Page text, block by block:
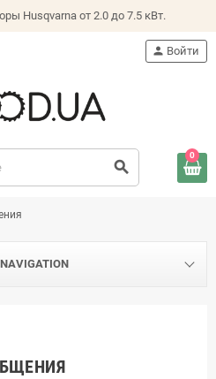
Husqvarna от 2.0 до 7.5 кВт.
search
person Войти
0